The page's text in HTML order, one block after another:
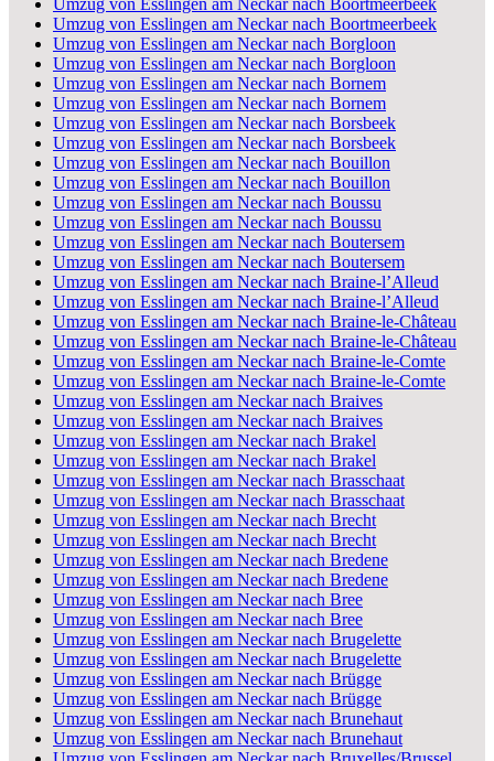
Umzug von Esslingen am Neckar nach Boortmeerbeek
Umzug von Esslingen am Neckar nach Borgloon
Umzug von Esslingen am Neckar nach Borgloon
Umzug von Esslingen am Neckar nach Bornem
Umzug von Esslingen am Neckar nach Bornem
Umzug von Esslingen am Neckar nach Borsbeek
Umzug von Esslingen am Neckar nach Borsbeek
Umzug von Esslingen am Neckar nach Bouillon
Umzug von Esslingen am Neckar nach Bouillon
Umzug von Esslingen am Neckar nach Boussu
Umzug von Esslingen am Neckar nach Boussu
Umzug von Esslingen am Neckar nach Boutersem
Umzug von Esslingen am Neckar nach Boutersem
Umzug von Esslingen am Neckar nach Braine-l’Alleud
Umzug von Esslingen am Neckar nach Braine-l’Alleud
Umzug von Esslingen am Neckar nach Braine-le-Château
Umzug von Esslingen am Neckar nach Braine-le-Château
Umzug von Esslingen am Neckar nach Braine-le-Comte
Umzug von Esslingen am Neckar nach Braine-le-Comte
Umzug von Esslingen am Neckar nach Braives
Umzug von Esslingen am Neckar nach Braives
Umzug von Esslingen am Neckar nach Brakel
Umzug von Esslingen am Neckar nach Brakel
Umzug von Esslingen am Neckar nach Brasschaat
Umzug von Esslingen am Neckar nach Brasschaat
Umzug von Esslingen am Neckar nach Brecht
Umzug von Esslingen am Neckar nach Brecht
Umzug von Esslingen am Neckar nach Bredene
Umzug von Esslingen am Neckar nach Bredene
Umzug von Esslingen am Neckar nach Bree
Umzug von Esslingen am Neckar nach Bree
Umzug von Esslingen am Neckar nach Brugelette
Umzug von Esslingen am Neckar nach Brugelette
Umzug von Esslingen am Neckar nach Brügge
Umzug von Esslingen am Neckar nach Brügge
Umzug von Esslingen am Neckar nach Brunehaut
Umzug von Esslingen am Neckar nach Brunehaut